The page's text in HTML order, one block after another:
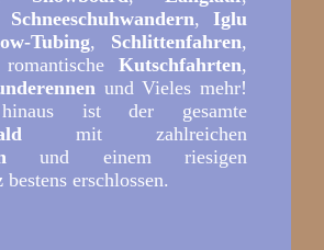
Schneeschuhwandern,Iglu
Tubing, Schlittenfahren,
Kutschfahrten,
und Vieles mehr!
ist der gesamte
mit zahlreichen
und einem riesigen
bestens erschlossen.